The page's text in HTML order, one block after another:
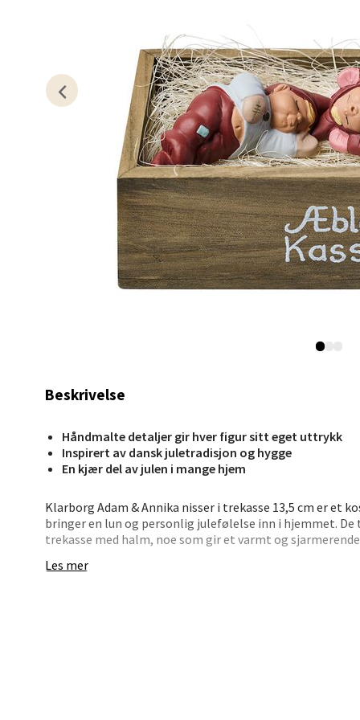
Beskrivelse
Håndmalte detaljer gir hver figur sitt eget uttrykk
Inspirert av dansk juletradisjon og hygge
En kjær del av julen i mange hjem
Klarborg Adam & Annika nisser i trekasse 13,5 cm er et
bringer en lun og personlig julefølelse inn i hjemmet. De
trekasse med halm, noe som gir et varmt og
Sett kassen på bordet, i vinduskarmen eller som en del
Les mer
Åpent
0 i
Åpent
0 i
0 i